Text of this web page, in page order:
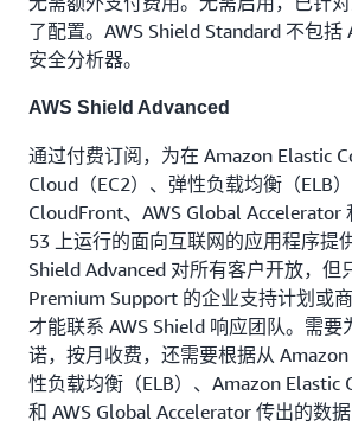
了配置。AWS Shield Standard 不包括
安全分析器。
AWS Shield Advanced
通过付费订阅，为在 Amazon Elastic
Cloud（EC2）、弹性负载均衡（ELB
CloudFront、AWS Global Accelerator
53 上运行的面向互联网的应用程序提
Shield Advanced 对所有客户开放，但
Premium Support 的企业支持计划或
才能联系 AWS Shield 响应团队。需要
诺，按月收费，还需要根据从
性负载均衡（ELB）、Amazon Elastic
和 AWS Global Accelerator 传出的数据